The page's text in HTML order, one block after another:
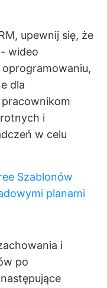
upewnij się, że
wideo
dla
i
w celu
Szablonów
planami
i
po